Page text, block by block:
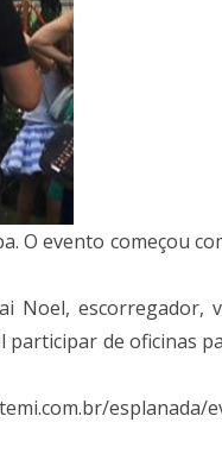
O evento começou
Noel, escorregador,
de oficinas
esplanada/